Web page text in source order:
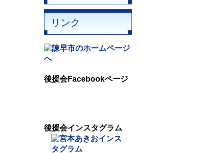
リンク
後援会Facebookページ
後援会インスタグラム